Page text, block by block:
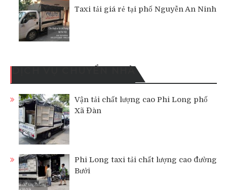
Taxi tải giá rẻ tại phố Nguyễn An Ninh
DỊCH VỤ CHUYỂN NHÀ
Vận tải chất lượng cao Phi Long phố
Xã Đàn
Phi Long taxi tải chất lượng cao đường
Bưởi